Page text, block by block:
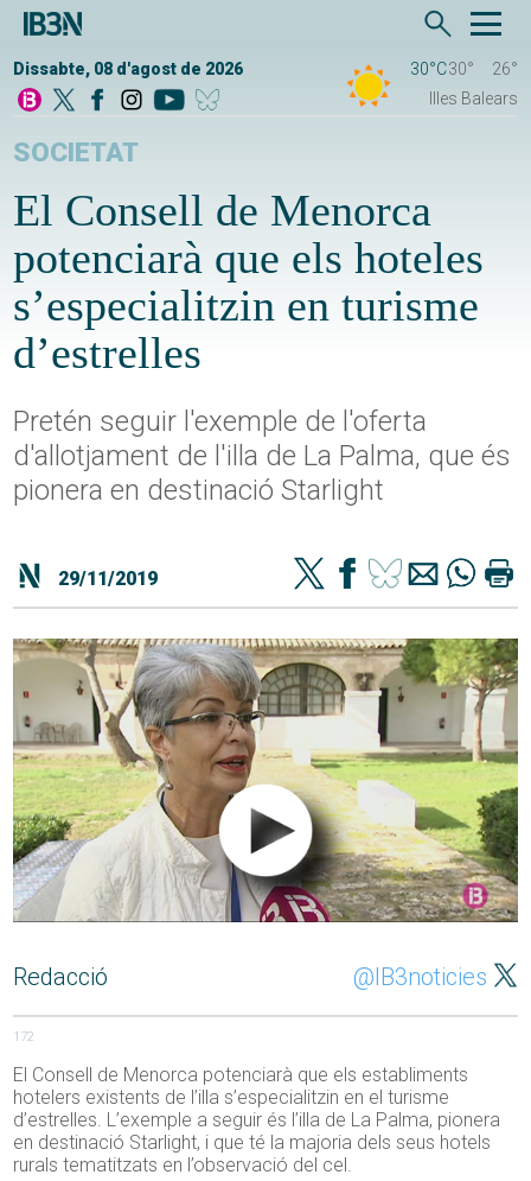
Dissabte, 08 d'agost de 2026 30°C30°
26°
Illes Balears
SOCIETAT
El Consell de Menorca
potenciarà que els hoteles
s’especialitzin en turisme
d’estrelles
Pretén seguir l'exemple de l'oferta
d'allotjament de l'illa de La Palma, que és
pionera en destinació Starlight
29/11/2019
Redacció @IB3noticies
172
El Consell de Menorca potenciarà que els establiments
hotelers existents de l’illa s’especialitzin en el turisme
d’estrelles. L’exemple a seguir és l’illa de La Palma, pionera
en destinació Starlight, i que té la majoria dels seus hotels
rurals tematitzats en l’observació del cel.